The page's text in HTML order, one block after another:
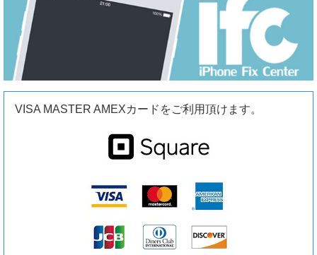
VISA MASTER AMEXカードをご利用頂けます。